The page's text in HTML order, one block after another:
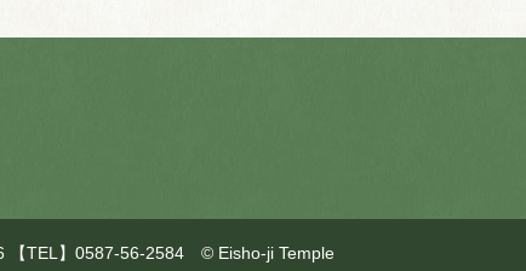
【TEL】0587-56-2584 © Eisho-ji Temple